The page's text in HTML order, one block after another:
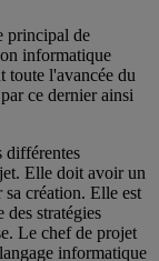
principal de
informatique
toute l'avancée du
ce dernier ainsi
différentes
Elle doit avoir un
création. Elle est
des stratégies
Le chef de projet
informatique